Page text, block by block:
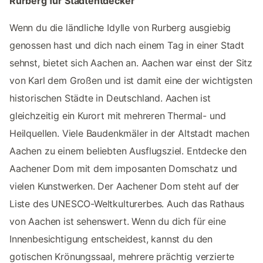
Wenn du die ländliche Idylle von Rurberg ausgiebig
genossen hast und dich nach einem Tag in einer Stadt
sehnst, bietet sich Aachen an. Aachen war einst der Sitz
von Karl dem Großen und ist damit eine der wichtigsten
historischen Städte in Deutschland. Aachen ist
gleichzeitig ein Kurort mit mehreren Thermal- und
Heilquellen. Viele Baudenkmäler in der Altstadt machen
Aachen zu einem beliebten Ausflugsziel. Entdecke den
Aachener Dom mit dem imposanten Domschatz und
vielen Kunstwerken. Der Aachener Dom steht auf der
Liste des UNESCO-Weltkulturerbes. Auch das Rathaus
von Aachen ist sehenswert. Wenn du dich für eine
Innenbesichtigung entscheidest, kannst du den
gotischen Krönungssaal, mehrere prächtig verzierte